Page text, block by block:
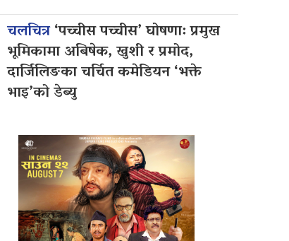
चलचित्र‘पच्चीस पच्चीस’ घोषणा: प्रमुख
भूमिकामा अबिषेक, खुशी र प्रमोद,
दार्जिलिङका चर्चित कमेडियन ‘भक्ते
भाइ’को डेब्यु